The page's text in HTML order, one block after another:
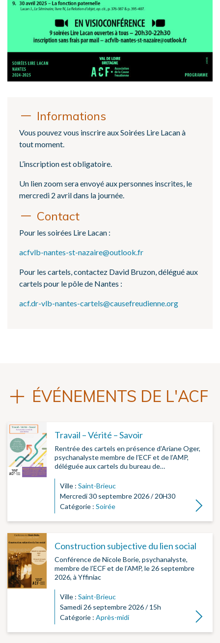
Informations
Vous pouvez vous inscrire aux Soirées Lire Lacan à
tout moment.
L’inscription est obligatoire.
Un lien zoom sera envoyé aux personnes inscrites, le
mercredi 2 avril dans la journée.
Contact
Pour les soirées Lire Lacan :
acfvlb-nantes-st-nazaire@outlook.fr
Pour les cartels, contactez David Bruzon, délégué aux
cartels pour le pôle de Nantes :
acf.dr-vlb-nantes-cartels@causefreudienne.org
ÉVÉNEMENTS DE L'ACF
Travail – Vérité – Savoir
Rentrée des cartels en présence d’Ariane Oger,
psychanalyste membre de l’ECF et de l’AMP,
déléguée aux cartels du bureau de…
Ville : Saint-Brieuc
Mercredi 30 septembre 2026 / 20H30
Catégorie : Soirée Lire la
Construction subjective du lien social
Conférence de Nicole Borie, psychanalyste,
membre de l’ECF et de l’AMP, le 26 septembre
2026, à Yffiniac
Ville : Saint-Brieuc
Samedi 26 septembre 2026 / 15h
Catégorie : Après-midi Lire la